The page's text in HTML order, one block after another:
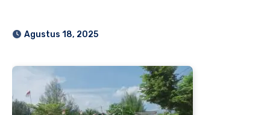
Agustus 18, 2025